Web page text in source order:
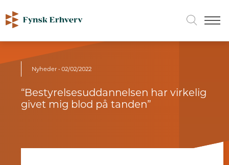
Nyheder• 02/02/2022
“Bestyrelsesuddannelsen har virkelig
givet mig blod på tanden”